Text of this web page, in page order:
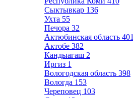
Сыктывкар 136
Ухта 55
Печора 32
Актюбинская область 401
Актобе 382
Кандыагаш 2
Иргиз 1
Вологодская область 398
Вологда 153
Череповец 103